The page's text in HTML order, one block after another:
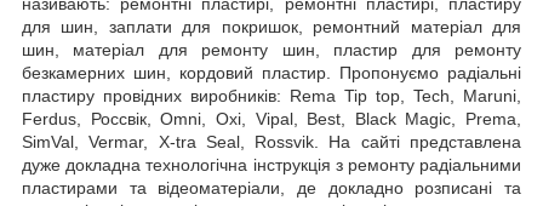
для шин, заплати для покришок, ремонтний матеріал для
шин, матеріал для ремонту шин, пластир для ремонту
безкамерних шин, кордовий пластир. Пропонуємо радіальні
пластиру провідних виробників: Rema Tip top, Tech, Maruni,
Ferdus, Россвік, Omni, Oxi, Vipal, Best, Black Magic, Prema,
SimVal, Vermar, X-tra Seal, Rossvik. На сайті представлена
дуже докладна технологічна інструкція з ремонту радіальними
пластирами та відеоматеріали, де докладно розписані та